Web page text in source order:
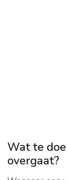
Wat te
overgaat?